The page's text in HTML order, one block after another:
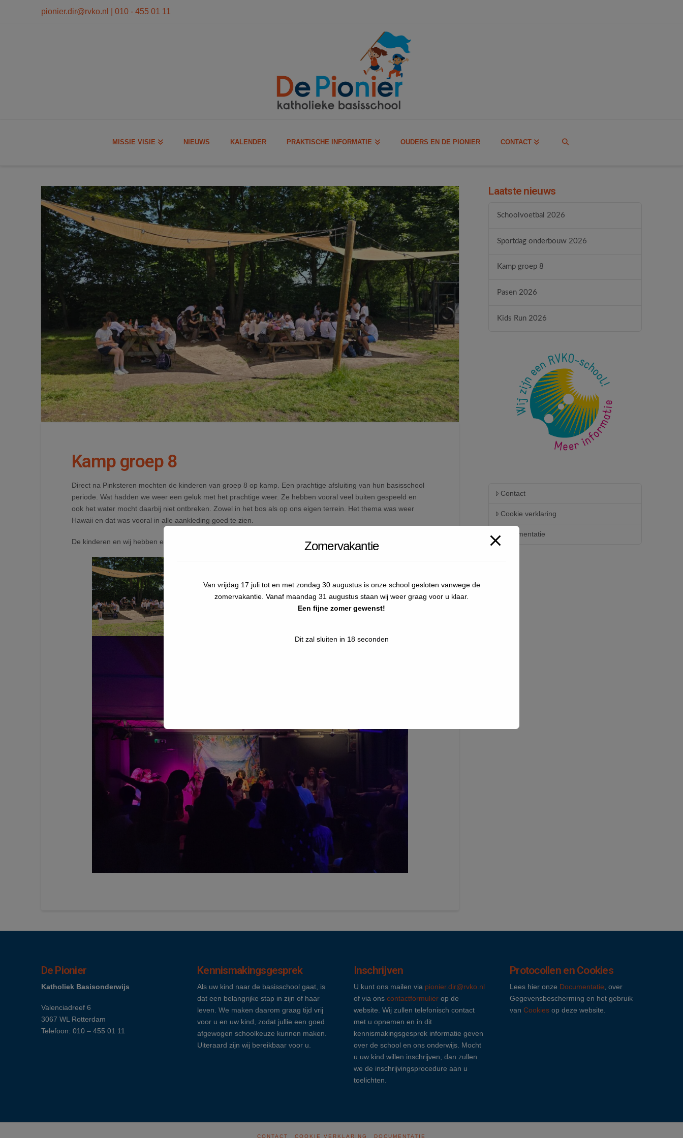
pionier.dir@rvko.nl | 010 - 455 01 11
MISSIE VISIE NIEUWS KALENDER PRAKTISCHE INFORMATIE OUDERS EN DE PIONIER CONTACT
Kamp groep 8
Direct na Pinksteren mochten de kinderen van groep 8 op kamp. Een prachtige afsluiting van hun basisschool
periode. Wat hadden we weer een geluk met het prachtige weer. Ze hebben vooral veel buiten gespeeld en
ook het water mocht daarbij niet ontbreken. Zowel in het bos als op ons eigen terrein. Het thema was weer
Hawaii en dat was vooral in alle aankleding goed te zien.
De kinderen en wij hebben enorm genoten!
Laatste nieuws
Schoolvoetbal 2026
Sportdag onderbouw 2026
Kamp groep 8
Pasen 2026
Kids Run 2026
Contact
Cookie verklaring
Documentatie
De Pionier
Katholiek Basisonderwijs
Valenciadreef 6
3067 WL Rotterdam
Telefoon: 010 – 455 01 11
Kennismakingsgesprek
Als uw kind naar de basisschool gaat, is
dat een belangrijke stap in zijn of haar
leven. We maken daarom graag tijd vrij
voor u en uw kind, zodat jullie een goed
afgewogen schoolkeuze kunnen maken.
Uiteraard zijn wij bereikbaar voor u.
Inschrijven
U kunt ons mailen via pionier.dir@rvko.nl
of via ons contactformulierop de
website. Wij zullen telefonisch contact
met u opnemen en in dit
kennismakingsgesprek informatie geven
over de school en ons onderwijs. Mocht
u uw kind willen inschrijven, dan zullen
we de inschrijvingsprocedure aan u
toelichten.
Protocollen en Cookies
Lees hier onze Documentatie , over
Gegevensbescherming en het gebruik
vanCookies op deze website.
CONTACT COOKIE VERKLARING DOCUMENTATIE
Zomervakantie
Van vrijdag 17 juli tot en met zondag 30 augustus is onze school gesloten vanwege de
zomervakantie. Vanaf maandag 31 augustus staan wij weer graag voor u klaar.
Een fijne zomer gewenst!
Dit zal sluiten in 17seconden